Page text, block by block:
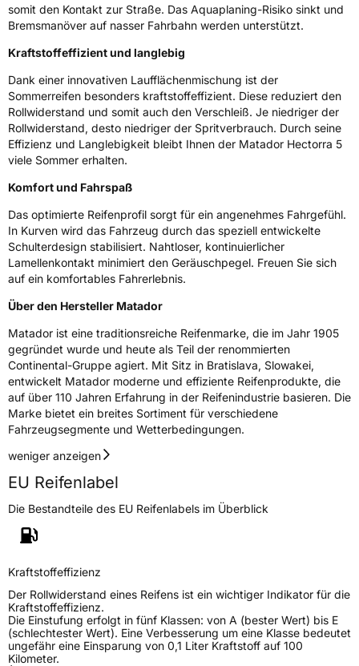
Zustand Neureifen
EU Label
Effizienz C
NasshaftungB
Rollgeräusch (Klasse)
Rollgeräusch (dB) 72
Fahrzeugklasse C1
3PMSF / Schneeflockensymbol / Alpine-Symbol
EPREL ID1396103
Allgemeine Produktsicherheit (GPSR)
HerstellerkontaktContinental Reifen Deutschland GmbH,
Continental-Plaza 1 30175 Hannover
Deutschland,
somit den Kontakt zur Straße. Das Aquaplaning-Risiko sinkt und
Bremsmanöver auf nasser Fahrbahn werden unterstützt.
Kraftstoffeffizient und langlebig
Dank einer innovativen Laufflächenmischung ist der
Sommerreifen besonders kraftstoffeffizient. Diese reduziert den
Rollwiderstand und somit auch den Verschleiß. Je niedriger der
Rollwiderstand, desto niedriger der Spritverbrauch. Durch seine
Effizienz und Langlebigkeit bleibt Ihnen der Matador Hectorra 5
viele Sommer erhalten.
Komfort und Fahrspaß
Das optimierte Reifenprofil sorgt für ein angenehmes Fahrgefühl.
In Kurven wird das Fahrzeug durch das speziell entwickelte
Schulterdesign stabilisiert. Nahtloser, kontinuierlicher
Lamellenkontakt minimiert den Geräuschpegel. Freuen Sie sich
auf ein komfortables Fahrerlebnis.
Über den Hersteller Matador
Matador ist eine traditionsreiche Reifenmarke, die im Jahr 1905
gegründet wurde und heute als Teil der renommierten
Continental-Gruppe agiert. Mit Sitz in Bratislava, Slowakei,
entwickelt Matador moderne und effiziente Reifenprodukte, die
auf über 110 Jahren Erfahrung in der Reifenindustrie basieren. Die
Marke bietet ein breites Sortiment für verschiedene
Fahrzeugsegmente und Wetterbedingungen.
weniger anzeigen
EU Reifenlabel
Die Bestandteile des EU Reifenlabels im Überblick
Kraftstoffeffizienz
Der Rollwiderstand eines Reifens ist ein wichtiger Indikator für die
Kraftstoffeffizienz.
Die Einstufung erfolgt in fünf Klassen: von A (bester Wert) bis E
(schlechtester Wert). Eine Verbesserung um eine Klasse bedeutet
ungefähr eine Einsparung von 0,1 Liter Kraftstoff auf 100
Kilometer.